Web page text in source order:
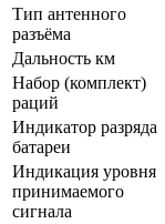
Тип антенного
разъёма
Дальность км
Набор (комплект)
раций
Индикатор разряда
батареи
Индикация уровня
принимаемого
сигнала